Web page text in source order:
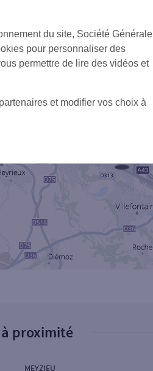
à proximité
MEYZIEU
du site, Société Générale
pour personnaliser des
permettre de lire des vidéos et
et modifier vos choix à